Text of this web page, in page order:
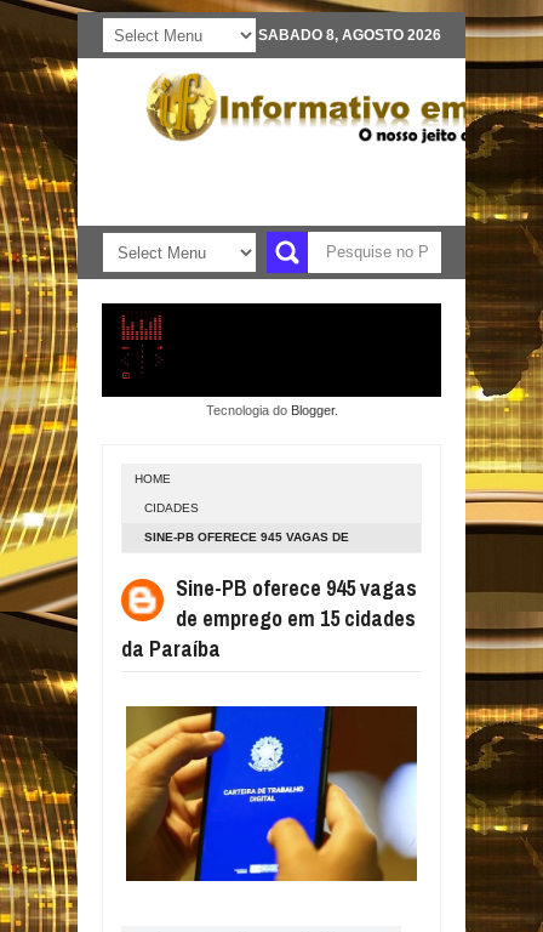
SABADO 8, AGOSTO 2026
Tecnologia do Blogger.
HOME
CIDADES
SINE-PB OFERECE 945 VAGAS DE
Sine-PB oferece 945 vagas
de emprego em 15 cidades
da Paraíba